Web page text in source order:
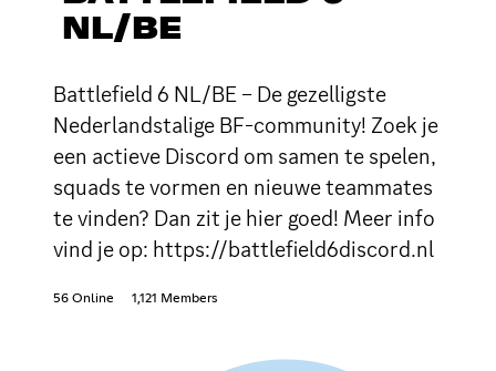
NL/BE
Battlefield 6 NL/BE – De gezelligste
Nederlandstalige BF-community! Zoek je
een actieve Discord om samen te spelen,
squads te vormen en nieuwe teammates
te vinden? Dan zit je hier goed! Meer info
vind je op: https://battlefield6discord.nl
56 Online 1,121 Members